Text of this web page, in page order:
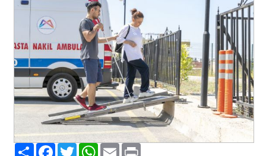
PaylaşFacebook
TwitterWhatsApp
EmailPrint